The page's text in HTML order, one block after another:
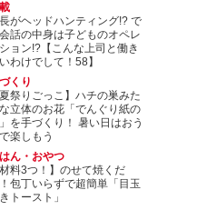
がヘッドハンティング!? で
話の中身は子どものオペレ
ョン!?【こんな上司と働き
わけでして！58】
くり
夏祭りごっこ】ハチの巣みた
立体のお花「でんぐり紙の
を手づくり！ 暑い日はおう
楽しもう
ん・おやつ
材料3つ！】のせて焼くだ
包丁いらずで超簡単「目玉
トースト」